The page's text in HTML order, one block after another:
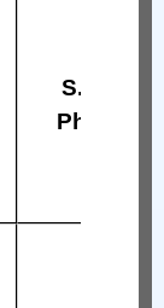
Phòng